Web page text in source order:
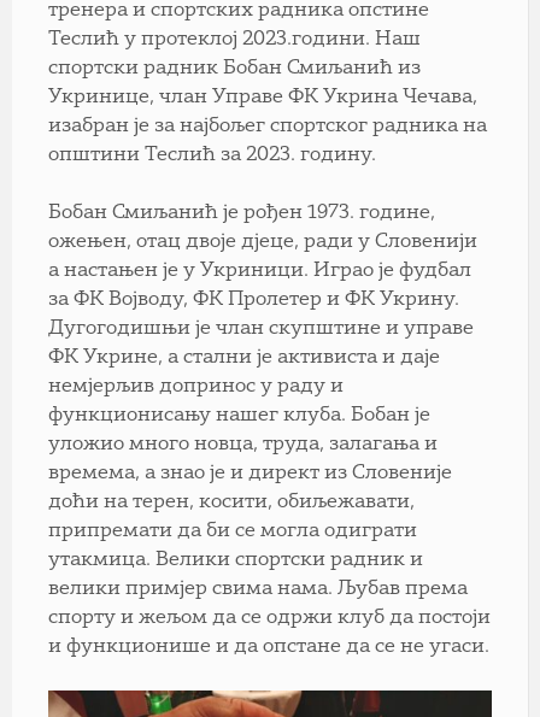
тренера и спортских радника опстине
Теслић у протеклој 2023.години. Наш
спортски радник Бобан Смиљанић из
Укринице, члан Управе ФК Укрина Чечава,
изабран је за најбољег спортског радника на
општини Теслић за 2023. годину.
Бобан Смиљанић је рођен 1973. године,
ожењен, отац двоје дјеце, ради у Словенији
а настањен је у Укриници. Играо је фудбал
за ФК Војводу, ФК Пролетер и ФК Укрину.
Дугогодишњи је члан скупштине и управе
ФК Укрине, а стални је активиста и даје
немјерљив допринос у раду и
функционисању нашег клуба. Бобан је
уложио много новца, труда, залагања и
времема, а знао је и директ из Словеније
доћи на терен, косити, обиљежавати,
припремати да би се могла одиграти
утакмица. Велики спортски радник и
велики примјер свима нама. Љубав према
спорту и жељом да се одржи клуб да постоји
и функционише и да опстане да се не угаси.